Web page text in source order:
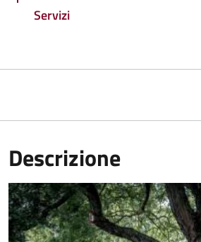
Servizi
Descrizione